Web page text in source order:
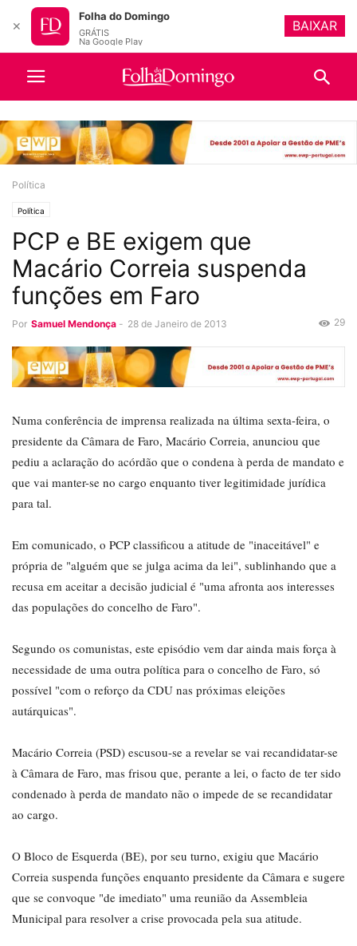
Política
Política
PCP e BE exigem que
Macário Correia suspenda
funções em Faro
Por Samuel Mendonça - 28 de Janeiro de 2013 29
Numa conferência de imprensa realizada na última sexta-feira, o
presidente da Câmara de Faro, Macário Correia, anunciou que
pediu a aclaração do acórdão que o condena à perda de mandato e
que vai manter-se no cargo enquanto tiver legitimidade jurídica
para tal.
Em comunicado, o PCP classificou a atitude de "inaceitável" e
própria de "alguém que se julga acima da lei", sublinhando que a
recusa em aceitar a decisão judicial é "uma afronta aos interesses
das populações do concelho de Faro".
Segundo os comunistas, este episódio vem dar ainda mais força à
necessidade de uma outra política para o concelho de Faro, só
possível "com o reforço da CDU nas próximas eleições
autárquicas".
Macário Correia (PSD) escusou-se a revelar se vai recandidatar-se
à Câmara de Faro, mas frisou que, perante a lei, o facto de ter sido
condenado à perda de mandato não o impede de se recandidatar
ao cargo.
O Bloco de Esquerda (BE), por seu turno, exigiu que Macário
Correia suspenda funções enquanto presidente da Câmara e sugere
que se convoque "de imediato" uma reunião da Assembleia
Municipal para resolver a crise provocada pela sua atitude.
✕
Folha do Domingo
GRÁTIS
Na Google Play
BAIXAR